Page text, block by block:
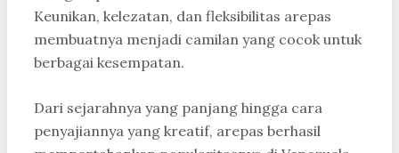
Keunikan, kelezatan, dan fleksibilitas arepas
membuatnya menjadi camilan yang cocok untuk
berbagai kesempatan.
Dari sejarahnya yang panjang hingga cara
penyajiannya yang kreatif, arepas berhasil